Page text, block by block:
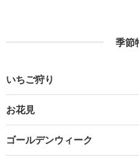
季節
いちご狩り
お花見
ゴールデンウィーク